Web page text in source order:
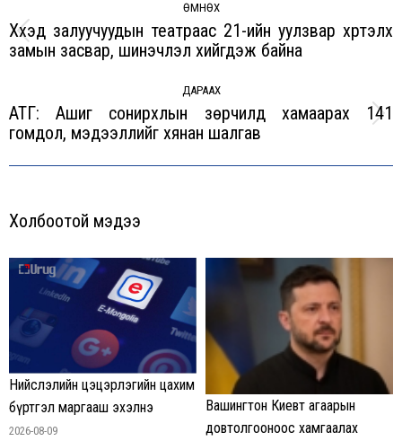
ӨМНӨХ
Previous
post:
Хүүхэд залуучуудын театраас 21-ийн уулзвар хүртэлх
замын засвар, шинэчлэл хийгдэж байна
ДАРААХ
Next
АТГ: Ашиг сонирхлын зөрчилд хамаарах 141
гомдол, мэдээллийг хянан шалгав
Холбоотой мэдээ
Нийслэлийн цэцэрлэгийн цахим
бүртгэл маргааш эхэлнэ
2026-08-09
Вашингтон Киевт агаарын
довтолгооноос хамгаалах